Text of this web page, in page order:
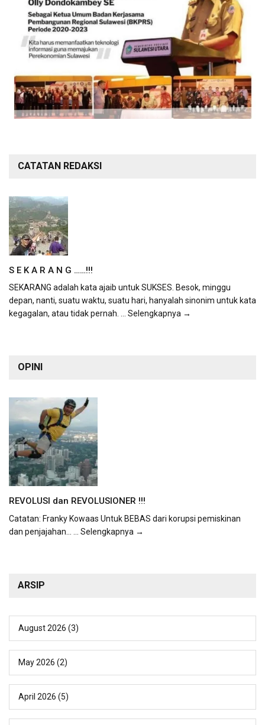
CATATAN REDAKSI
S E K A R A N G ……!!!
SEKARANG adalah kata ajaib untuk SUKSES. Besok, minggu
depan, nanti, suatu waktu, suatu hari, hanyalah sinonim untuk kata
kegagalan, atau tidak pernah. ... Selengkapnya →
OPINI
REVOLUSI dan REVOLUSIONER !!!
Catatan: Franky Kowaas Untuk BEBAS dari korupsi pemiskinan
dan penjajahan...
... Selengkapnya →
ARSIP
August 2026 (3)
May 2026 (2)
April 2026 (5)